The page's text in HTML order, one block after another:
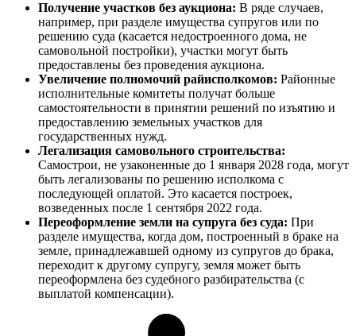
Получение участков без аукциона: В ряде случаев,
например, при разделе имущества супругов или по
решению суда (касается недостроенного дома, не
самовольной постройки), участки могут быть
предоставлены без проведения аукциона.
Увеличение полномочий райисполкомов: Районные
исполнительные комитеты получат больше
самостоятельности в принятии решений по изъятию и
предоставлению земельных участков для
государственных нужд.
Легализация самовольного строительства:
Самострои, не узаконенные до 1 января 2028 года, могут
быть легализованы по решению исполкома с
последующей оплатой. Это касается построек,
возведенных после 1 сентября 2022 года.
Переоформление земли на супруга без суда: При
разделе имущества, когда дом, построенный в браке на
земле, принадлежавшей одному из супругов до брака,
переходит к другому супругу, земля может быть
переоформлена без судебного разбирательства (с
выплатой компенсации).